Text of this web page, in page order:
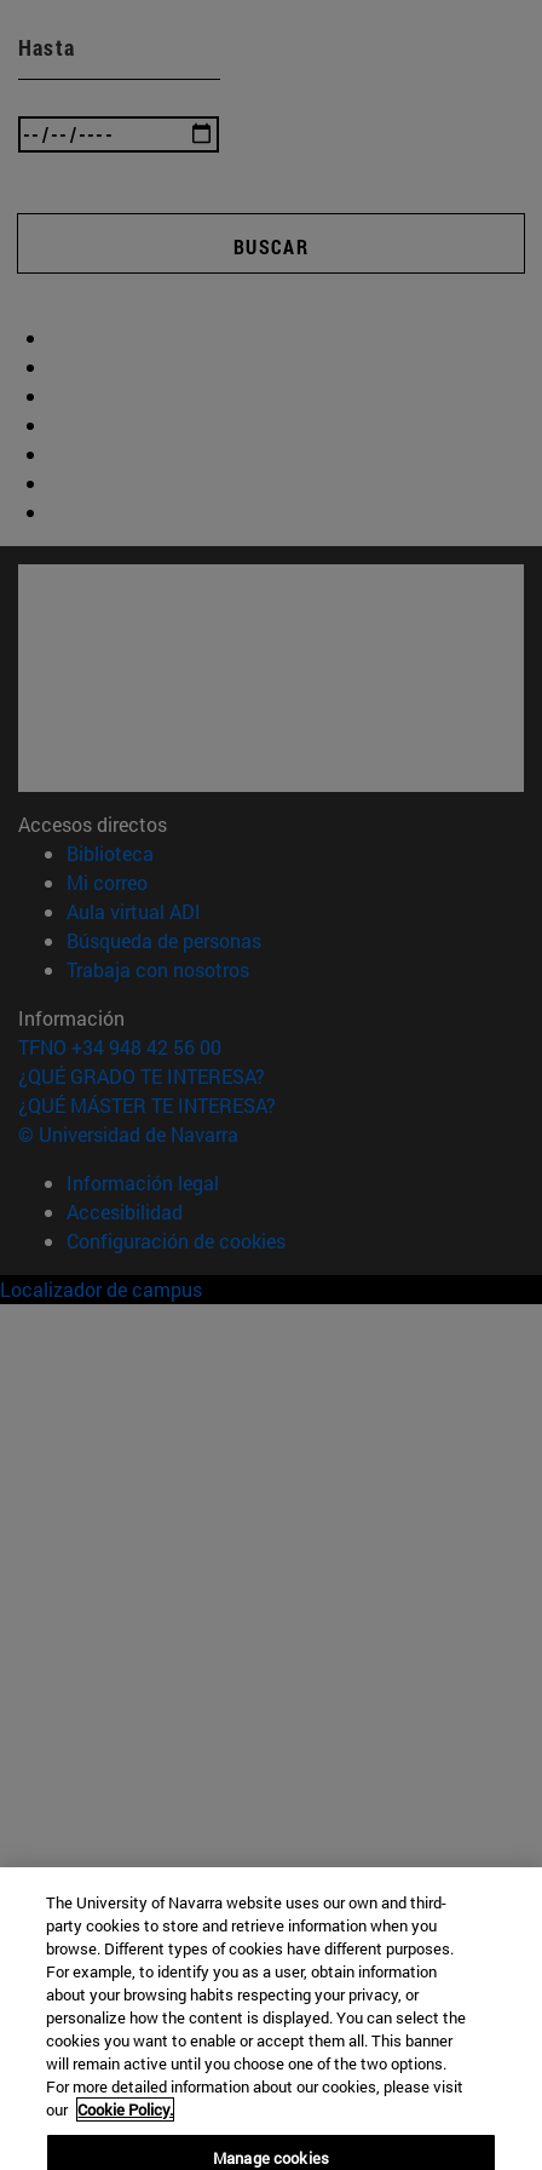
Hasta
BUSCAR
Accesos directos
Biblioteca
Mi correo(abre en nueva ventana)
Aula virtual ADI
Búsqueda de personas(abre en nueva ventana)
Trabaja con nosotros(abre en nueva ventana)
Información
TFNO +34 948 42 56 00
¿QUÉ GRADO TE INTERESA?
¿QUÉ MÁSTER TE INTERESA?
© Universidad de Navarra
Información legal
Accesibilidad
Configuración de cookies
Localizador de campus
The University of Navarra website uses our own and third-
party cookies to store and retrieve information when you
browse. Different types of cookies have different purposes.
For example, to identify you as a user, obtain information
about your browsing habits respecting your privacy, or
personalize how the content is displayed. You can select the
cookies you want to enable or accept them all. This banner
will remain active until you choose one of the two options.
For more detailed information about our cookies, please visit
our Cookie Policy.
Manage cookies